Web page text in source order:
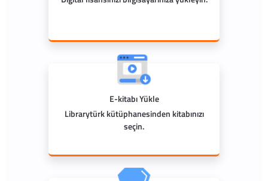
E-kitabı Yükle
Librarytürk kütüphanesinden kitabınızı
seçin.